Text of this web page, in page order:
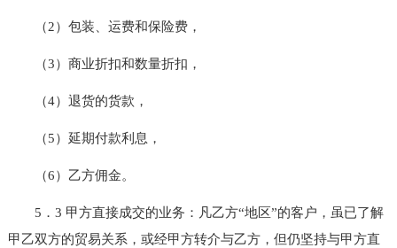
（2）包装、运费和保险费，
（3）商业折扣和数量折扣，
（4）退货的货款，
（5）延期付款利息，
（6）乙方佣金。
5．3 甲方直接成交的业务：凡乙方“地区”的客户，虽已了解
甲乙双方的贸易关系，或经甲方转介与乙方，但仍坚持与甲方直